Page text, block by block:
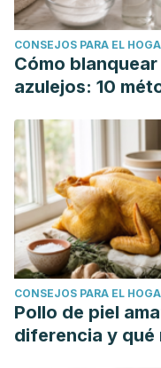
CONSEJOS PARA EL
Cómo
azulejos: 10
CONSEJOS PARA EL
Pollo de piel
diferencia y qué